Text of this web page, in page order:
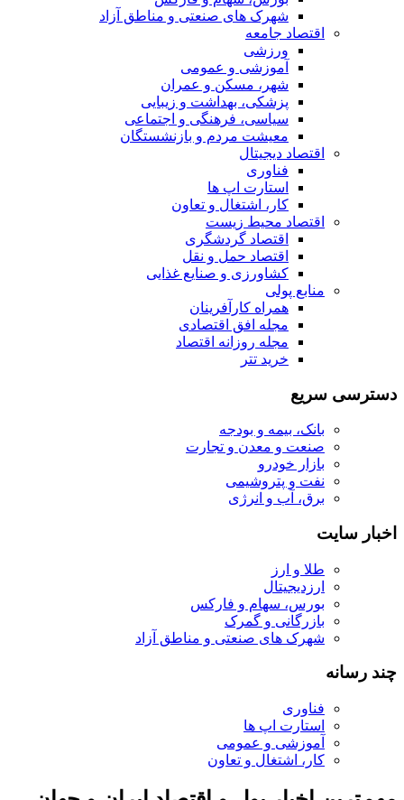
شهرک های صنعتی و مناطق آزاد
اقتصاد جامعه
ورزشی
آموزشی و عمومی
شهر، مسکن و عمران
پزشکی، بهداشت و زیبایی
سیاسی، فرهنگی و اجتماعی
معیشت مردم و بازنشستگان
اقتصاد دیجیتال
فناوری
استارت اپ ها
کار، اشتغال و تعاون
اقتصاد محیط زیست
اقتصاد گردشگری
اقتصاد حمل و نقل
کشاورزی و صنایع غذایی
منابع پولی
همراه کارآفرینان
مجله افق اقتصادی
مجله روزانه اقتصاد
خرید تتر
دسترسی سریع
بانک، بیمه و بودجه
صنعت و معدن و تجارت
بازار خودرو
نفت و پتروشیمی
برق، آب و انرژی
اخبار سایت
طلا و ارز
ارزدیجیتال
بورس، سهام و فارکس
بازرگانی و گمرک
شهرک های صنعتی و مناطق آزاد
چند رسانه
فناوری
استارت اپ ها
آموزشی و عمومی
کار، اشتغال و تعاون